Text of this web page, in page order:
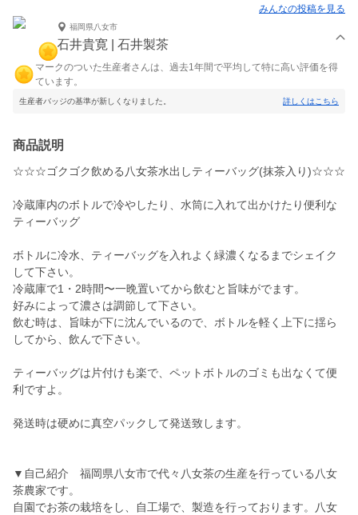
みんなの投稿を見る
福岡県八女市
石井貴寛 | 石井製茶
マークのついた生産者さんは、過去1年間で平均して特に高い評価を得
ています。
生産者バッジの基準が新しくなりました。 詳しくはこちら
商品説明
☆☆☆ゴクゴク飲める八女茶水出しティーバッグ(抹茶入り)☆☆☆
冷蔵庫内のボトルで冷やしたり、水筒に入れて出かけたり便利な
ティーバッグ
ボトルに冷水、ティーバッグを入れよく緑濃くなるまでシェイク
して下さい。
冷蔵庫で1・2時間〜一晩置いてから飲むと旨味がでます。
好みによって濃さは調節して下さい。
飲む時は、旨味が下に沈んでいるので、ボトルを軽く上下に揺ら
してから、飲んで下さい。
ティーバッグは片付けも楽で、ペットボトルのゴミも出なくて便
利ですよ。
発送時は硬めに真空パックして発送致します。
▼自己紹介 福岡県八女市で代々八女茶の生産を行っている八女
茶農家です。
自園でお茶の栽培をし、自工場で、製造を行っております。八女